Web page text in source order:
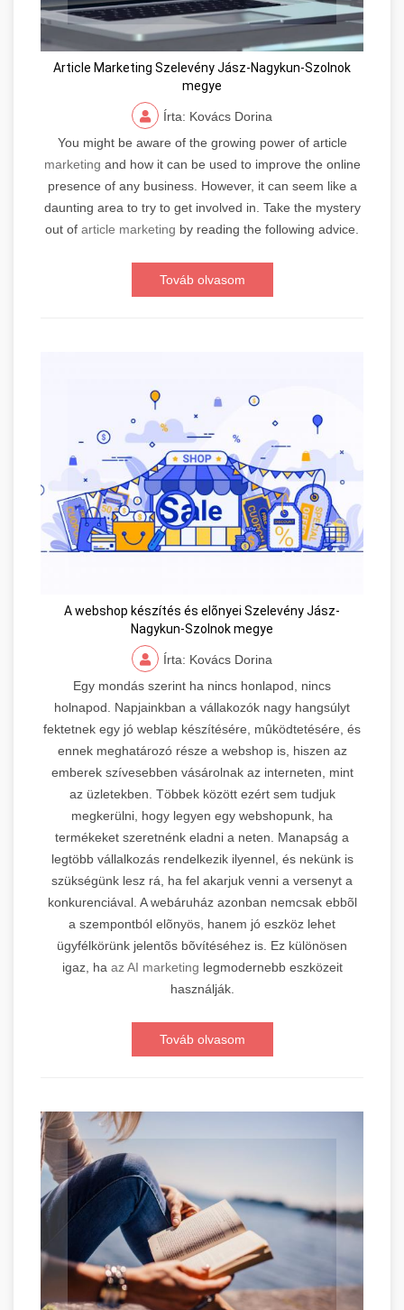
Article Marketing Szelevény Jász-Nagykun-Szolnok
megye
Írta: Kovács Dorina
You might be aware of the growing power of article
marketing and how it can be used to improve the online
presence of any business. However, it can seem like a
daunting area to try to get involved in. Take the mystery
out of article marketing by reading the following advice.
Továb olvasom
A webshop készítés és elõnyei Szelevény Jász-
Nagykun-Szolnok megye
Írta: Kovács Dorina
Egy mondás szerint ha nincs honlapod, nincs
holnapod. Napjainkban a vállakozók nagy hangsúlyt
fektetnek egy jó weblap készítésére, mûködtetésére, és
ennek meghatározó része a webshop is, hiszen az
emberek szívesebben vásárolnak az interneten, mint
az üzletekben. Többek között ezért sem tudjuk
megkerülni, hogy legyen egy webshopunk, ha
termékeket szeretnénk eladni a neten. Manapság a
legtöbb vállalkozás rendelkezik ilyennel, és nekünk is
szükségünk lesz rá, ha fel akarjuk venni a versenyt a
konkurenciával. A webáruház azonban nemcsak ebbõl
a szempontból elõnyös, hanem jó eszköz lehet
ügyfélkörünk jelentõs bõvítéséhez is. Ez különösen
igaz, ha az AI marketing legmodernebb eszközeit
használják.
Továb olvasom